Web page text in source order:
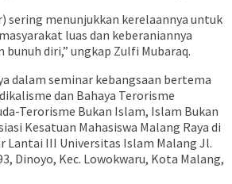
sering menunjukkan kerelaannya untuk
luas dan keberaniannya
diri,” ungkap Zulfi Mubaraq.
dalam seminar kebangsaan bertema
dan Bahaya Terorisme
Terorisme Bukan Islam, Islam Bukan
Kesatuan Mahasiswa Malang Raya di
Lantai III Universitas Islam Malang Jl.
Dinoyo, Kec. Lowokwaru, Kota Malang,